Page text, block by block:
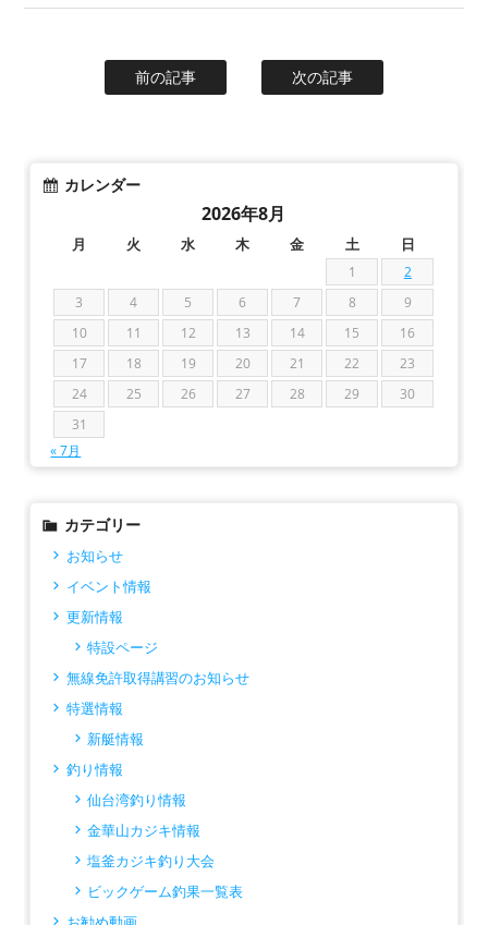
前の記事 次の記事
カレンダー
2026年8月
月 火 水 木 金 土 日
1
2
3
4 5 6 7 8
9
10
11 12 13 14 15
16
17
18 19 20 21 22
23
24
25 26 27 28 29
30
31
« 7月
カテゴリー
お知らせ
イベント情報
更新情報
特設ページ
無線免許取得講習のお知らせ
特選情報
新艇情報
釣り情報
仙台湾釣り情報
金華山カジキ情報
塩釜カジキ釣り大会
ビックゲーム釣果一覧表